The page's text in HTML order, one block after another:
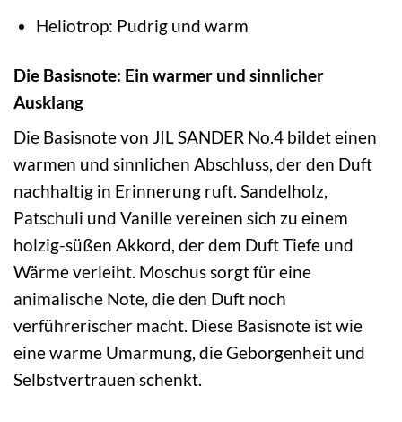
Heliotrop: Pudrig und warm
Die Basisnote: Ein warmer und sinnlicher
Ausklang
Die Basisnote von JIL SANDER No.4 bildet einen
warmen und sinnlichen Abschluss, der den Duft
nachhaltig in Erinnerung ruft. Sandelholz,
Patschuli und Vanille vereinen sich zu einem
holzig-süßen Akkord, der dem Duft Tiefe und
Wärme verleiht. Moschus sorgt für eine
animalische Note, die den Duft noch
verführerischer macht. Diese Basisnote ist wie
eine warme Umarmung, die Geborgenheit und
Selbstvertrauen schenkt.